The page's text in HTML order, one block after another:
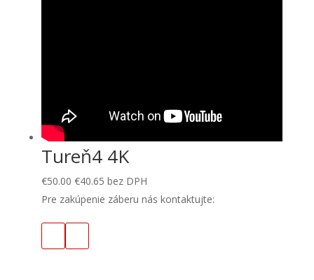
Tureň4 4K
€50.00 €40.65 bez DPH
Pre zakúpenie záberu nás kontaktujte: